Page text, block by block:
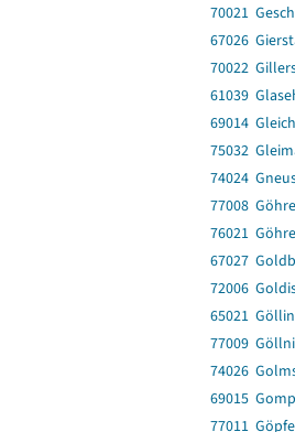
70021
67026
70022
61039
69014
75032
74024
77008
76021
67027
72006
65021
77009
74026
69015
77011